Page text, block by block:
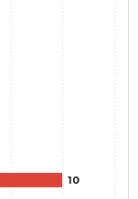
10